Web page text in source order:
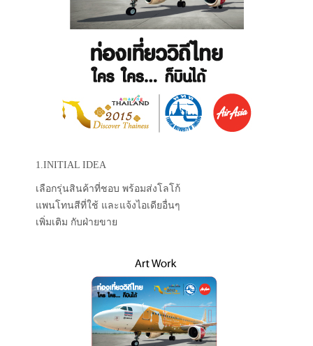
1.INITIAL IDEA
เลือกรุ่นสินค้าที่ชอบ พร้อมส่งโลโก้
แพนโทนสีที่ใช้ และแจ้งไอเดียอื่นๆ
เพิ่มเติม กับฝ่ายขาย